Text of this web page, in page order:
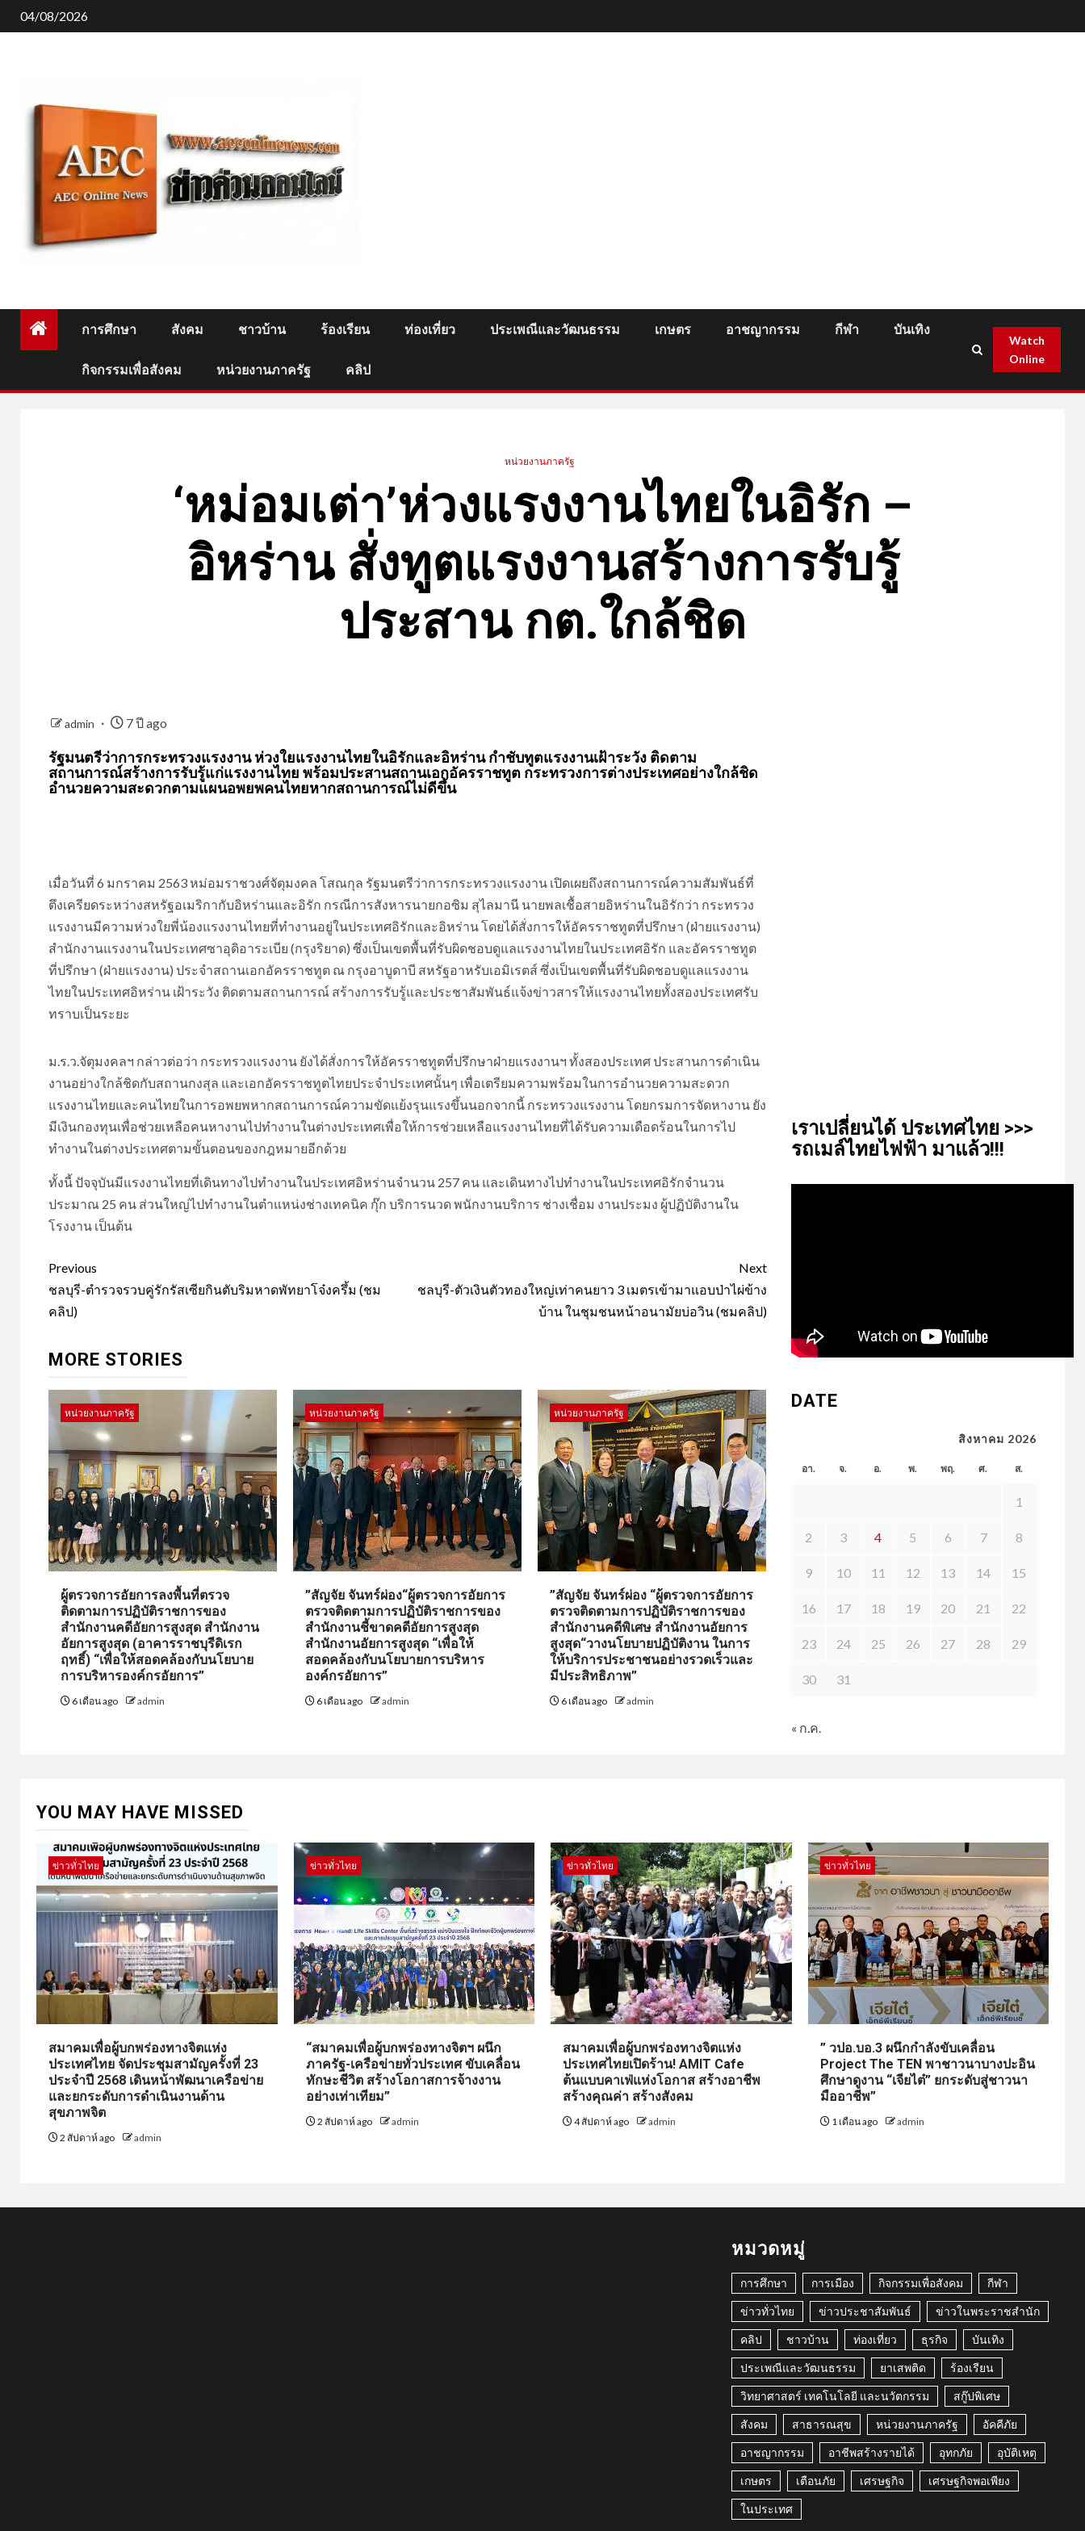
Skip
to
04/08/2026
การศึกษา สังคม ชาวบ้าน ร้องเรียน ท่องเที่ยว ประเพณีและวัฒนธรรม เกษตร อาชญากรรม กีฬา บันเทิง
กิจกรรมเพื่อสังคม หน่วยงานภาครัฐ คลิป
Watch
Online
หน่วยงานภาครัฐ
‘หม่อมเต่า’ห่วงแรงงานไทยในอิรัก –
อิหร่าน สั่งทูตแรงงานสร้างการรับรู้
ประสาน กต.ใกล้ชิด
admin 7 ปี ago
รัฐมนตรีว่าการกระทรวงแรงงาน ห่วงใยแรงงานไทยในอิรักและอิหร่าน กำชับทูตแรงงานเฝ้าระวัง ติดตาม
สถานการณ์สร้างการรับรู้แก่แรงงานไทย พร้อมประสานสถานเอกอัครราชทูต กระทรวงการต่างประเทศอย่างใกล้ชิด
อำนวยความสะดวกตามแผนอพยพคนไทยหากสถานการณ์ไม่ดีขึ้น
เมื่อวันที่ 6 มกราคม 2563 หม่อมราชวงศ์จัตุมงคล โสณกุล รัฐมนตรีว่าการกระทรวงแรงงาน เปิดเผยถึงสถานการณ์ความสัมพันธ์ที่
ตึงเครียดระหว่างสหรัฐอเมริกากับอิหร่านและอิรัก กรณีการสังหารนายกอซิม สุไลมานี นายพลเชื้อสายอิหร่านในอิรักว่า กระทรวง
แรงงานมีความห่วงใยพี่น้องแรงงานไทยที่ทำงานอยู่ในประเทศอิรักและอิหร่าน โดยได้สั่งการให้อัครราชทูตที่ปรึกษา (ฝ่ายแรงงาน)
สำนักงานแรงงานในประเทศซาอุดิอาระเบีย (กรุงริยาด) ซึ่งเป็นเขตพื้นที่รับผิดชอบดูแลแรงงานไทยในประเทศอิรัก และอัครราชทูต
ที่ปรึกษา (ฝ่ายแรงงาน) ประจำสถานเอกอัครราชทูต ณ กรุงอาบูดาบี สหรัฐอาหรับเอมิเรตส์ ซึ่งเป็นเขตพื้นที่รับผิดชอบดูแลแรงงาน
ไทยในประเทศอิหร่าน เฝ้าระวัง ติดตามสถานการณ์ สร้างการรับรู้และประชาสัมพันธ์แจ้งข่าวสารให้แรงงานไทยทั้งสองประเทศรับ
ทราบเป็นระยะ
ม.ร.ว.จัตุมงคลฯ กล่าวต่อว่า กระทรวงแรงงาน ยังได้สั่งการให้อัครราชทูตที่ปรึกษาฝ่ายแรงงานฯ ทั้งสองประเทศ ประสานการดำเนิน
งานอย่างใกล้ชิดกับสถานกงสุล และเอกอัครราชทูตไทยประจำประเทศนั้นๆ เพื่อเตรียมความพร้อมในการอำนวยความสะดวก
แรงงานไทยและคนไทยในการอพยพหากสถานการณ์ความขัดแย้งรุนแรงขึ้นนอกจากนี้ กระทรวงแรงงาน โดยกรมการจัดหางาน ยัง
มีเงินกองทุนเพื่อช่วยเหลือคนหางานไปทำงานในต่างประเทศเพื่อให้การช่วยเหลือแรงงานไทยที่ได้รับความเดือดร้อนในการไป
ทำงานในต่างประเทศตามขั้นตอนของกฎหมายอีกด้วย
ทั้งนี้ ปัจจุบันมีแรงงานไทยที่เดินทางไปทำงานในประเทศอิหร่านจำนวน 257 คน และเดินทางไปทำงานในประเทศอิรักจำนวน
ประมาณ 25 คน ส่วนใหญ่ไปทำงานในตำแหน่งช่างเทคนิค กุ๊ก บริการนวด พนักงานบริการ ช่างเชื่อม งานประมง ผู้ปฏิบัติงานใน
โรงงาน เป็นต้น
Post
navigation
Previous
ชลบุรี-ตำรวจรวบคู่รักรัสเซียกินตับริมหาดพัทยาโจ๋งครึ้ม (ชม
คลิป)
Next
ชลบุรี-ตัวเงินตัวทองใหญ่เท่าคนยาว 3 เมตรเข้ามาแอบป่าไผ่ข้าง
บ้าน ในชุมชนหน้าอนามัยบ่อวิน (ชมคลิป)
MORE STORIES
หน่วยงานภาครัฐ
ผู้ตรวจการอัยการลงพื้นที่ตรวจ
ติดตามการปฏิบัติราชการของ
สำนักงานคดีอัยการสูงสุด สำนักงาน
อัยการสูงสุด (อาคารราชบุรีดิเรก
ฤทธิ์) “เพื่อให้สอดคล้องกับนโยบาย
การบริหารองค์กรอัยการ”
6 เดือน ago admin
หน่วยงานภาครัฐ
”สัญจัย จันทร์ผ่อง“ผู้ตรวจการอัยการ
ตรวจติดตามการปฏิบัติราชการของ
สำนักงานชี้ขาดคดีอัยการสูงสุด
สำนักงานอัยการสูงสุด “เพื่อให้
สอดคล้องกับนโยบายการบริหาร
องค์กรอัยการ”
6 เดือน ago admin
หน่วยงานภาครัฐ
”สัญจัย จันทร์ผ่อง “ผู้ตรวจการอัยการ
ตรวจติดตามการปฏิบัติราชการของ
สำนักงานคดีพิเศษ สำนักงานอัยการ
สูงสุด“วางนโยบายปฏิบัติงาน ในการ
ให้บริการประชาชนอย่างรวดเร็วและ
มีประสิทธิภาพ”
6 เดือน ago admin
เรา​เปลี่ยน​ได้​ ประเทศ​ไทย​ >>>
รถเมล์​ไทย​ไฟฟ้า​ มาแล้ว!!!
DATE
สิงหาคม 2026
อา. จ. อ. พ. พฤ. ศ. ส.
1
2 3 4 5 6 7 8
9 10 11 12 13 14 15
16 17 18 19 20 21 22
23 24 25 26 27 28 29
30 31
« ก.ค.
YOU MAY HAVE MISSED
ข่าวทั่วไทย
สมาคมเพื่อผู้บกพร่องทางจิตแห่ง
ประเทศไทย จัดประชุมสามัญครั้งที่ 23
ประจำปี 2568 เดินหน้าพัฒนาเครือข่าย
และยกระดับการดำเนินงานด้าน
สุขภาพจิต
2 สัปดาห์ ago admin
ข่าวทั่วไทย
“สมาคมเพื่อผู้บกพร่องทางจิตฯ ผนึก
ภาครัฐ-เครือข่ายทั่วประเทศ ขับเคลื่อน
ทักษะชีวิต สร้างโอกาสการจ้างงาน
อย่างเท่าเทียม”
2 สัปดาห์ ago admin
ข่าวทั่วไทย
สมาคมเพื่อผู้บกพร่องทางจิตแห่ง
ประเทศไทยเปิดร้าน! AMIT Cafe
ต้นแบบคาเฟ่แห่งโอกาส สร้างอาชีพ
สร้างคุณค่า สร้างสังคม
4 สัปดาห์ ago admin
ข่าวทั่วไทย
” วปอ.บอ.3 ผนึกกำลังขับเคลื่อน
Project The TEN พาชาวนาบางปะอิน
ศึกษาดูงาน “เจียไต๋” ยกระดับสู่ชาวนา
มืออาชีพ”
1 เดือน ago admin
หมวดหมู่
การศึกษา การเมือง กิจกรรมเพื่อสังคม กีฬา
ข่าวทั่วไทย ข่าวประชาสัมพันธ์ ข่าวในพระราชสำนัก
คลิป ชาวบ้าน ท่องเที่ยว ธุรกิจ บันเทิง
ประเพณีและวัฒนธรรม ยาเสพติด ร้องเรียน
วิทยาศาสตร์ เทคโนโลยี และนวัตกรรม สกู๊ปพิเศษ
สังคม สาธารณสุข หน่วยงานภาครัฐ อัคคีภัย
อาชญากรรม อาชีพสร้างรายได้ อุทกภัย อุบัติเหตุ
เกษตร เตือนภัย เศรษฐกิจ เศรษฐกิจพอเพียง
ในประเทศ